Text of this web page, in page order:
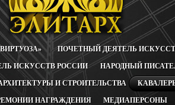
ПОЧЕТНЫЙ ДЕЯТЕЛЬ
ИСКУССТВ РОССИИ НАРОДНЫЙ
И СТРОИТЕЛЬСТВА
НАГРАЖДЕНИЯ МЕДИАПЕРСОНЫ